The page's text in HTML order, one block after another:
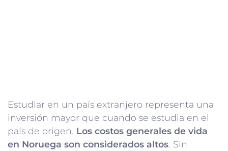
Estudiar en un país extranjero representa una
inversión mayor que cuando se estudia en el
país de origen. Los costos generales de vida
en Noruega son considerados altos. Sin